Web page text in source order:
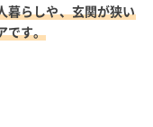
暮らしや、玄関が狭い
です。